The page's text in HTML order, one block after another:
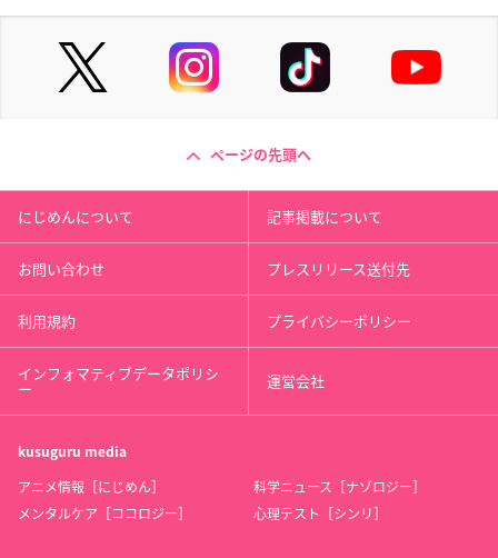
ページの先頭へ
にじめんについて 記事掲載について
お問い合わせ プレスリリース送付先
利用規約 プライバシーポリシー
インフォマティブデータポリシ
ー 運営会社
kusuguru media
アニメ情報［にじめん］
科学ニュース［ナゾロジー］
メンタルケア［ココロジー］
心理テスト［シンリ］